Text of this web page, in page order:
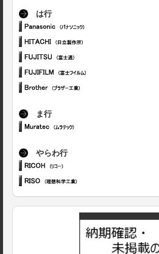
は行
ま行
やらわ行